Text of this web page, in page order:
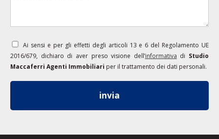
Ai sensi e per gli effetti degli articoli 13 e 6 del Regolamento UE
2016/679, dichiaro di aver preso visione dell’informativa di Studio
Maccaferri Agenti Immobiliari per il trattamento dei dati personali.